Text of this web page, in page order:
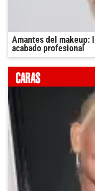
Amantes del makeup:
acabado profesional